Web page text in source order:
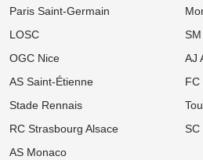
Mercato OM : Un Champion du
Marseille !
Mercato OL : Accord trouvé avec une
pour Aït Boudlal
07/08 Ligue 1
Paris Saint-Germain
LOSC
OGC Nice
AS Saint-Étienne
Stade Rennais
RC Strasbourg Alsace
AS Monaco
AJ
FC
SC